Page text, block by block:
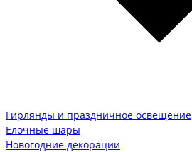
Гирлянды и праздничное освещение
Елочные шары
Новогодние декорации